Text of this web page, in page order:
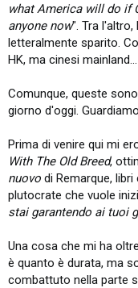
what America will do if
anyone now". Tra
letteralmente sparito.
HK, ma cinesi
Comunque, queste
giorno d'oggi.
Prima di venire qui mi
With The Old Breed,
nuovo di Remarque,
plutocrate che vuole
stai garantendo ai tuoi
Una cosa che mi ha
è quanto è durata, ma
combattuto nella parte